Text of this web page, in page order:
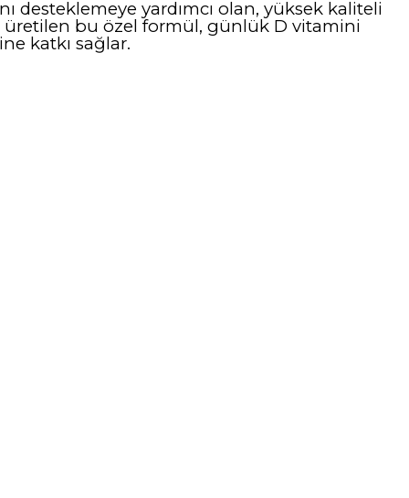
desteklemeye yardımcı olan, yüksek kaliteli
üretilen bu özel formül, günlük D vitamini
katkı sağlar.